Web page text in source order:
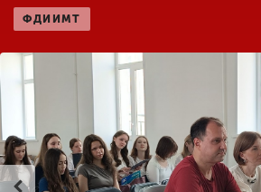
деятельности
Студенческая жизнь
Сведения об
образовательной
организации
ФДИИМТ